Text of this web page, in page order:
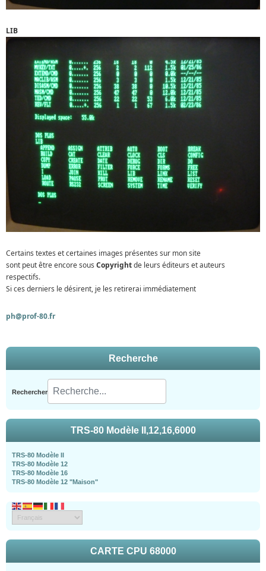
LIB
Certains textes et certaines images présentes sur mon site
sont peut être encore sous Copyrightde leurs éditeurs et auteurs
respectifs.
Si ces derniers le désirent, je les retirerai immédiatement
ph@prof-80.fr
Recherche
Rechercher
TRS-80 Modèle II,12,16,6000
TRS-80 Modèle II
TRS-80 Modèle 12
TRS-80 Modèle 16
TRS-80 Modèle 12 "Maison"
CARTE CPU 68000